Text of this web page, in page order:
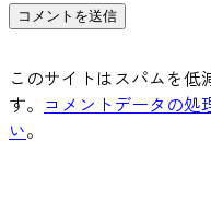
このサイトはスパムを低
す。 コメントデータの処
い。